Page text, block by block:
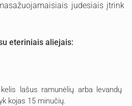
judesiais įtrink
eteriniais aliejais:
lašus ramunėlių arba levandų
kojas 15 minučių.